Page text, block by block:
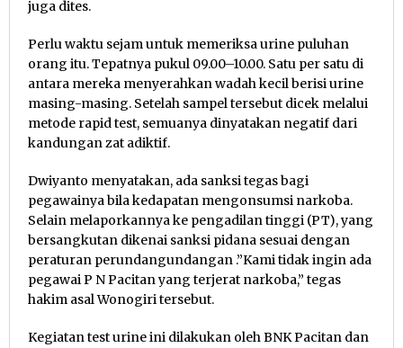
juga dites.
Perlu waktu sejam untuk memeriksa urine puluhan
orang itu. Tepatnya pukul 09.00–10.00. Satu per satu di
antara mereka menyerahkan wadah kecil berisi urine
masing-masing. Setelah sampel tersebut dicek melalui
metode rapid test, semuanya dinyatakan negatif dari
kandungan zat adiktif.
Dwiyanto menyatakan, ada sanksi tegas bagi
pegawainya bila kedapatan mengonsumsi narkoba.
Selain melaporkannya ke pengadilan tinggi (PT), yang
bersangkutan dikenai sanksi pidana sesuai dengan
peraturan perundangundangan .”Kami tidak ingin ada
pegawai P N Pacitan yang terjerat narkoba,” tegas
hakim asal Wonogiri tersebut.
Kegiatan test urine ini dilakukan oleh BNK Pacitan dan